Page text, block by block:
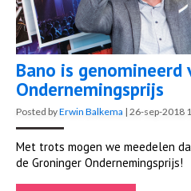
Bano is genomineerd
Ondernemingsprijs
Posted byErwin Balkema | 26-sep-2018
Met trots mogen we meedelen
de Groninger Ondernemingsprijs!